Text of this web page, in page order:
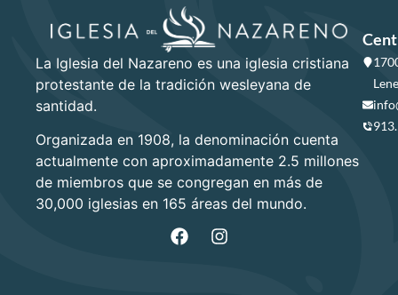
La Iglesia del Nazareno es una iglesia cristiana
protestante de la tradición wesleyana de
santidad.
Organizada en 1908, la denominación cuenta
actualmente con aproximadamente 2.5 millones
de miembros que se congregan en más de
30,000 iglesias en 165 áreas del mundo.